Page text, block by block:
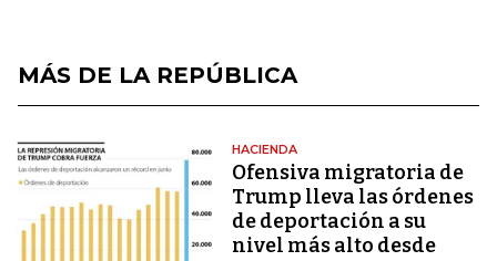
MÁS DE LA REPÚBLICA
HACIENDA
Ofensiva migratoria de
Trump lleva las órdenes
de deportación a su
nivel más alto desde